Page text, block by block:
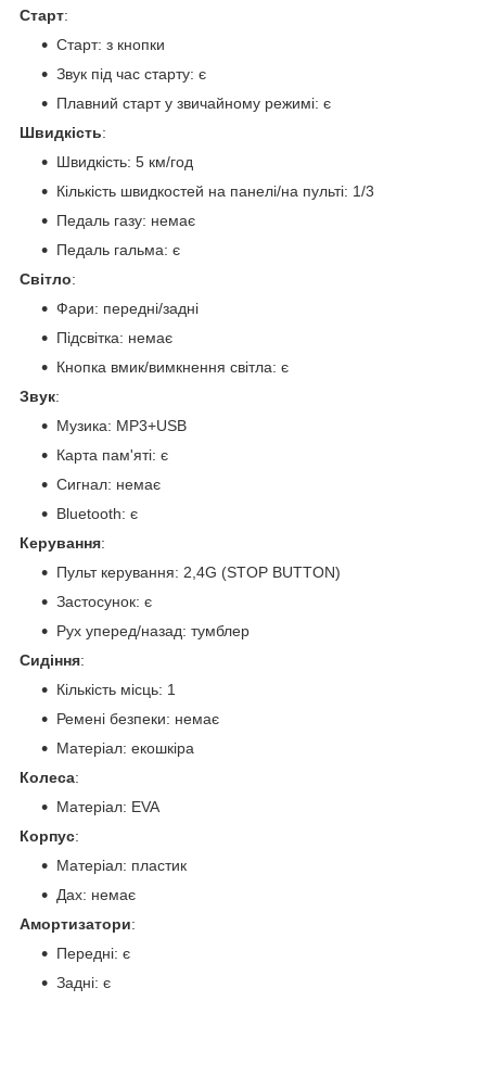
Старт:
Старт: з кнопки
Звук під час старту: є
Плавний старт у звичайному режимі: є
Швидкість:
Швидкість: 5 км/год
Кількість швидкостей на панелі/на пульті: 1/3
Педаль газу: немає
Педаль гальма: є
Світло:
Фари: передні/задні
Підсвітка: немає
Кнопка вмик/вимкнення світла: є
Звук:
Музика: MP3+USB
Карта пам'яті: є
Сигнал: немає
Bluetooth: є
Керування:
Пульт керування: 2,4G (STOP BUTTON)
Застосунок: є
Рух уперед/назад: тумблер
Сидіння:
Кількість місць: 1
Ремені безпеки: немає
Матеріал: екошкіра
Колеса:
Матеріал: EVA
Корпус:
Матеріал: пластик
Дах: немає
Амортизатори:
Передні: є
Задні: є